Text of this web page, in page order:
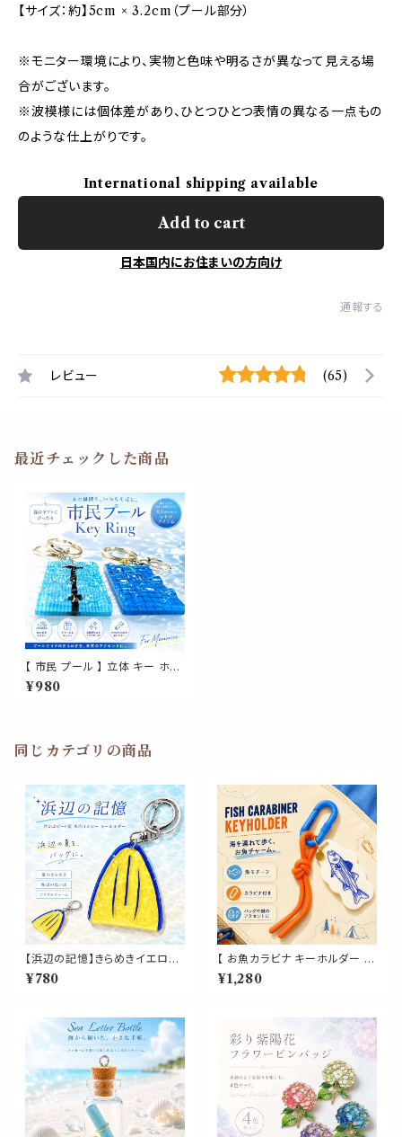
【サイズ：約】5cm × 3.2cm（プール部分）
※モニター環境により、実物と色味や明るさが異なって見える場
合がございます。
※波模様には個体差があり、ひとつひとつ表情の異なる一点もの
のような仕上がりです。
International shipping available
Add to cart
日本国内にお住まいの方向け
通報する
レビュー (65)
最近チェックした商品
【 市民 プール 】 立体 キー ホル
ダー 水泳 スイミング リング 鍵
車 自転車 バイク バッグ チャー
¥980
同じカテゴリの商品
【浜辺の記憶】きらめきイエロー
ビート板 キーホルダー｜海辺の
夏 海水浴 青春 学生時代 スイミ
¥780
【 お魚カラビナ キーホルダー 】
オレンジロープ付き 魚モチーフ
マリンチャーム バッグチャーム
¥1,280